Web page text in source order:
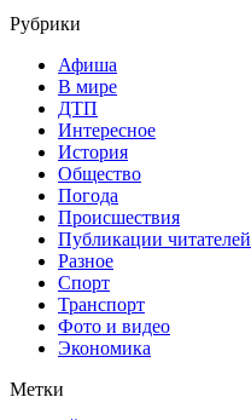
Рубрики
Афиша
В мире
ДТП
Интересное
История
Общество
Погода
Происшествия
Публикации читателей
Разное
Спорт
Транспорт
Фото и видео
Экономика
Метки